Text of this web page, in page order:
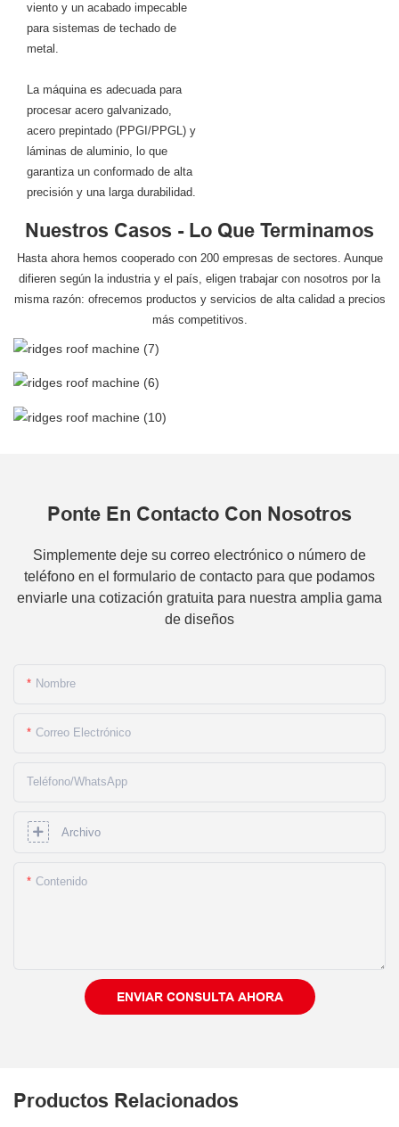
viento y un acabado impecable
para sistemas de techado de
metal.
La máquina es adecuada para
procesar acero galvanizado,
acero prepintado (PPGI/PPGL) y
láminas de aluminio, lo que
garantiza un conformado de alta
precisión y una larga durabilidad.
Nuestros Casos - Lo Que Terminamos
Hasta ahora hemos cooperado con 200 empresas de sectores. Aunque
difieren según la industria y el país, eligen trabajar con nosotros por la
misma razón: ofrecemos productos y servicios de alta calidad a precios
más competitivos.
Ponte En Contacto Con Nosotros
Simplemente deje su correo electrónico o número de
teléfono en el formulario de contacto para que podamos
enviarle una cotización gratuita para nuestra amplia gama
de diseños
Nombre
Correo Electrónico
Teléfono/WhatsApp
Archivo
Contenido
ENVIAR CONSULTA AHORA
Productos Relacionados